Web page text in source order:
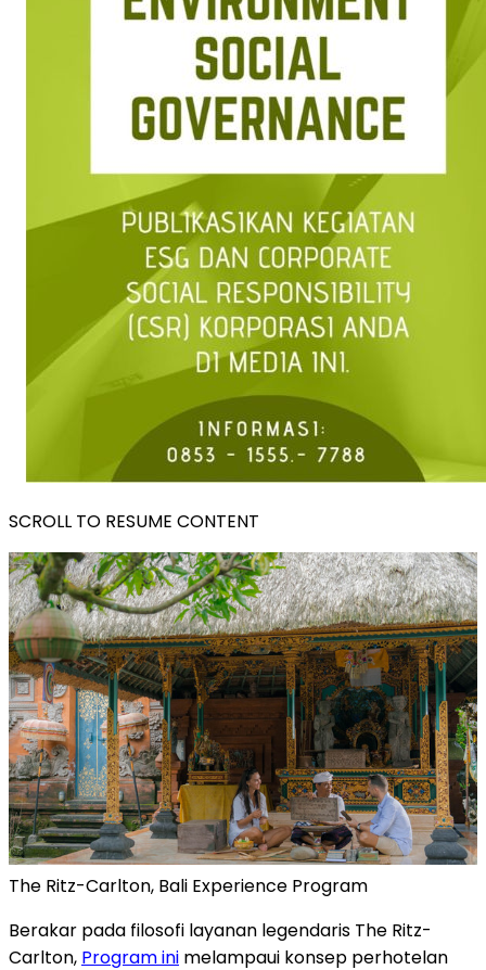
SCROLL TO RESUME CONTENT
The Ritz-Carlton, Bali Experience Program
Berakar pada filosofi layanan legendaris The Ritz-
Carlton, Program ini melampaui konsep perhotelan